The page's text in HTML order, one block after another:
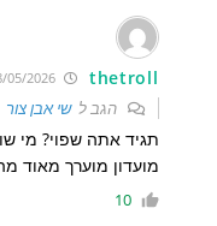
thetroll
28/05/2026 16:56:05
הגב לשי אבן צור
תגיד אתה שפוי? מי
מועדון מוערך מאוד
10